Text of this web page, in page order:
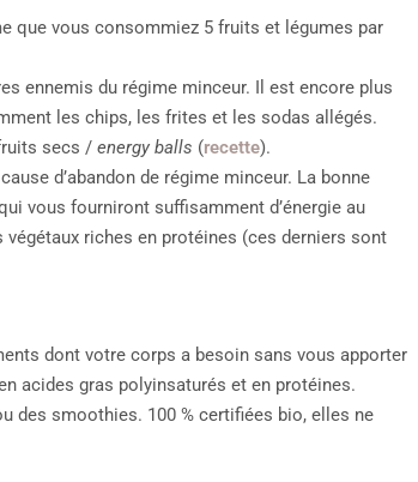
que vous consommiez 5 fruits et légumes par
ennemis du régime minceur. Il est encore plus
les chips, les frites et les sodas allégés.
secs / energy balls (recette).
d’abandon de régime minceur. La bonne
vous fourniront suffisamment d’énergie au
riches en protéines (ces derniers sont
dont votre corps a besoin sans vous apporter
acides gras polyinsaturés et en protéines.
des smoothies. 100 % certifiées bio, elles ne